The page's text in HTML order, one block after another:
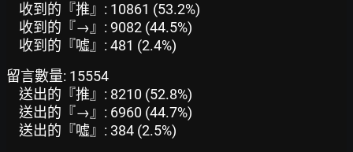
收到的『推』: 10861 (53.2%)
收到的『→』: 9082 (44.5%)
收到的『噓』: 481 (2.4%)
留言數量: 15554
送出的『推』: 8210 (52.8%)
送出的『→』: 6960 (44.7%)
送出的『噓』: 384 (2.5%)